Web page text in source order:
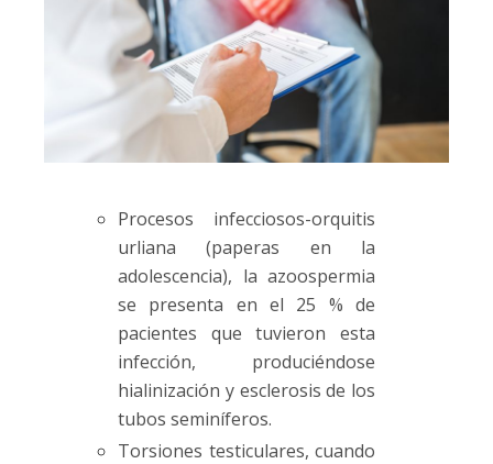
Procesos infecciosos-orquitis
urliana (paperas en la
adolescencia), la azoospermia
se presenta en el 25 % de
pacientes que tuvieron esta
infección, produciéndose
hialinización y esclerosis de los
tubos seminíferos.
Torsiones testiculares, cuando